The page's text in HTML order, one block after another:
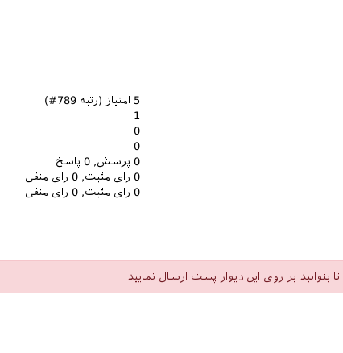
5 امتیاز (رتبه 789
#)
1
0
0
0 پرسش, 0 پاسخ
0 رای مثبت, 0 رای منفی
0 رای مثبت, 0 رای منفی
تا بتوانید بر روی این دیوار پست ارسال نمایید